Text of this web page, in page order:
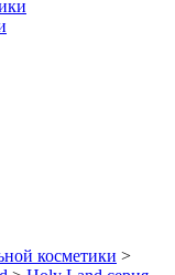
косметики >